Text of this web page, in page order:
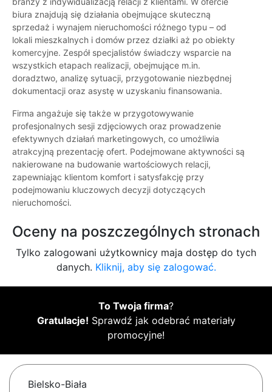
biura znajdują się działania obejmujące skuteczną
sprzedaż i wynajem nieruchomości różnego typu – od
lokali mieszkalnych i domów przez działki aż po obiekty
komercyjne. Zespół specjalistów świadczy wsparcie na
wszystkich etapach realizacji, obejmujące m.in.
doradztwo, analizę sytuacji, przygotowanie niezbędnej
dokumentacji oraz asystę w uzyskaniu finansowania.
Firma angażuje się także w przygotowywanie
profesjonalnych sesji zdjęciowych oraz prowadzenie
efektywnych działań marketingowych, co umożliwia
atrakcyjną prezentację ofert. Podejmowane aktywności są
nakierowane na budowanie wartościowych relacji,
zapewniając klientom komfort i satysfakcję przy
podejmowaniu kluczowych decyzji dotyczących
nieruchomości.
Oceny na poszczególnych stronach
Tylko zalogowani użytkownicy maja dostęp do tych
danych. Kliknij, aby się zalogować.
To Twoja firma?
Gratulacje! Sprawdź jak odebrać materiały
promocyjne!
Bielsko-Biała